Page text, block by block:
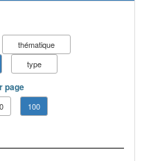
thématique
type
page
100